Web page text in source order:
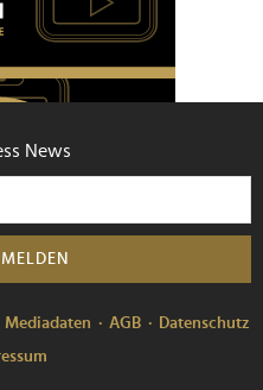
News
Mediadaten AGB
Datenschutz